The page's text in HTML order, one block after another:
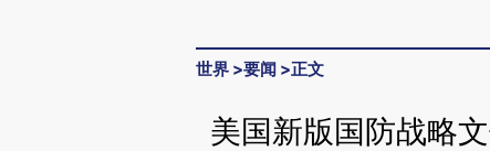
世界 >要闻 >正文
美国新版国防战略